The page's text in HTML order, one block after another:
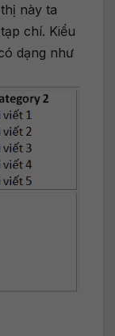
này ta
chí. Kiểu
dạng như